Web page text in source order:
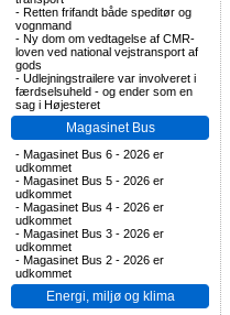
- Retten frifandt både speditør og
vognmand
- Ny dom om vedtagelse af CMR-
loven ved national vejstransport af
gods
- Udlejningstrailere var involveret i
færdselsuheld - og ender som en
sag i Højesteret
Magasinet Bus
- Magasinet Bus 6 - 2026 er
udkommet
- Magasinet Bus 5 - 2026 er
udkommet
- Magasinet Bus 4 - 2026 er
udkommet
- Magasinet Bus 3 - 2026 er
udkommet
- Magasinet Bus 2 - 2026 er
udkommet
Energi, miljø og klima